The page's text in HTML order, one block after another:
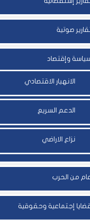
صوتية
وإقتصاد
الانهيار الاقتصادي
الدعم السريع
نزاع الاراضي
من الحرب
إجتماعية وحقوقية